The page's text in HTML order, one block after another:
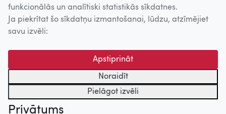
Uz augšu
© 2026 Nacionālais Kino centrs, Kultūras informācijas sistēmu
centrs. Sadarbības partneris: Latvijas Valsts
kinofotofonodokumentu arhīvs.
funkcionālās un analītiski statistikās sīkdatnes.
Ja piekrītat šo sīkdatņu izmantošanai, lūdzu, atzīmējiet
savu izvēli:
Apstiprināt
Noraidīt
Pielāgot izvēli
Privātums